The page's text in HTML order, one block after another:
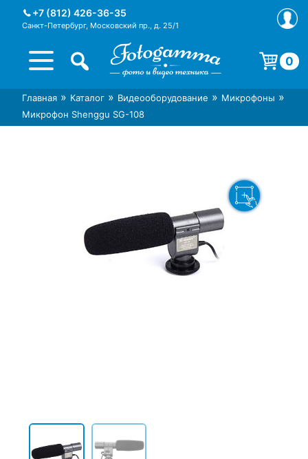
+7 (812) 426-36-35
Санкт-Петербург, Московский пр., д. 25/1
Интернет-магазин фототехники
Foto-Gamma в СПб
Магазин фотоаксессуаров foto-
gamma.ru
0
Корзина пуста.
Главная » Каталог » Видеооборудование » Микрофоны »
Микрофон Shenggu SG-108